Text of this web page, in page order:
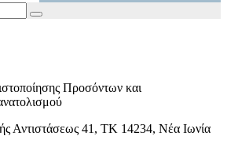
Προσόντων και
Αντιστάσεως 41, ΤΚ 14234, Νέα Ιωνία